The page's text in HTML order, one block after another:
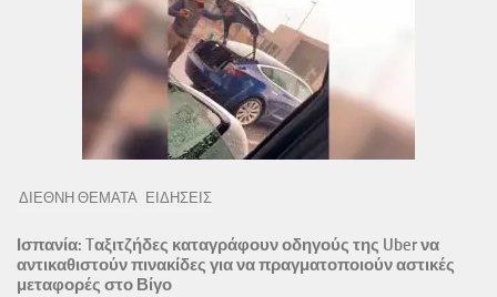
ΔΙΕΘΝΗ ΘΕΜΑΤΑ ΕΙΔΗΣΕΙΣ
Ισπανία: Tαξιτζήδες καταγράφουν οδηγούς της Uber να
αντικαθιστούν πινακίδες για να πραγματοποιούν αστικές
μεταφορές στο Βίγο